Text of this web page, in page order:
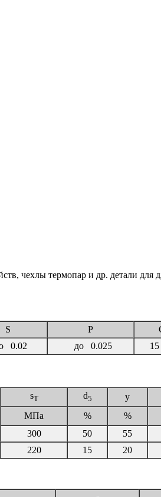
чехлы термопар и др. детали для
S P
0.02 до 0.025
sT d5 y
МПа % %
300 50 55
220 15 20